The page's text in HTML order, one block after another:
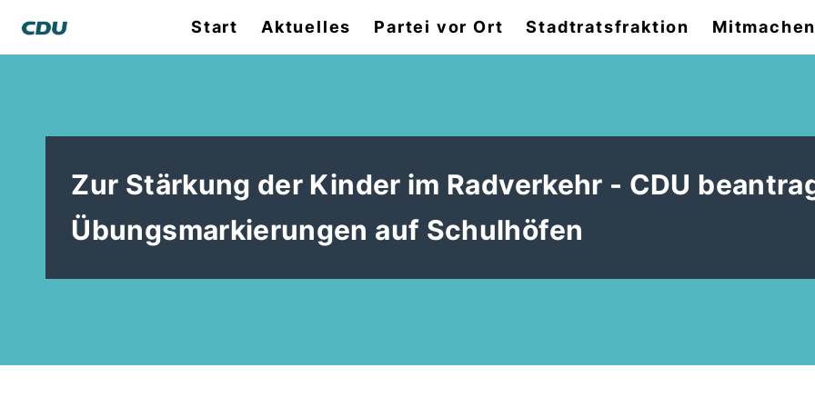
Start Aktuelles Partei vor Ort Stadtratsfraktion Mitmachen
Zur Stärkung der Kinder im Radverkehr - CDU
Übungsmarkierungen auf Schulhöfen